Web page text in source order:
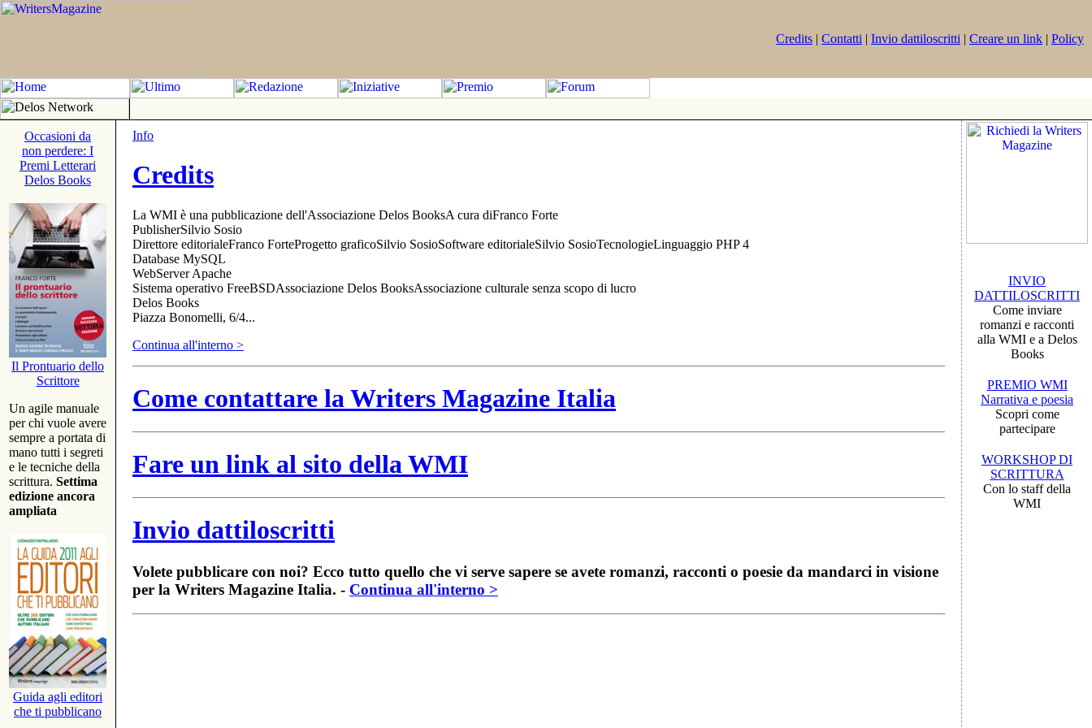
Credits | Contatti | Invio dattiloscritti | Creare un link | Policy
Occasioni da
non perdere: I
Premi Letterari
Delos Books
Il Prontuario dello
Scrittore
Un agile manuale
per chi vuole avere
sempre a portata di
mano tutti i segreti
e le tecniche della
scrittura. Settima
edizione ancora
ampliata
Guida agli editori
che ti pubblicano
Info
Credits
La WMI è una pubblicazione dell'Associazione Delos BooksA cura diFranco Forte
PublisherSilvio Sosio
Direttore editorialeFranco ForteProgetto graficoSilvio SosioSoftware editorialeSilvio SosioTecnologieLinguaggio PHP 4
Database MySQL
WebServer Apache
Sistema operativo FreeBSDAssociazione Delos BooksAssociazione culturale senza scopo di lucro
Delos Books
Piazza Bonomelli, 6/4...
Continua all'interno >
Come contattare la Writers Magazine Italia
Fare un link al sito della WMI
Invio dattiloscritti
Volete pubblicare con noi? Ecco tutto quello che vi serve sapere se avete romanzi, racconti o poesie da mandarci in visione
per la Writers Magazine Italia. - Continua all'interno >
INVIO
DATTILOSCRITTI
Come inviare
romanzi e racconti
alla WMI e a Delos
Books
PREMIO WMI
Narrativa e poesia
Scopri come
partecipare
WORKSHOP DI
SCRITTURA
Con lo staff della
WMI